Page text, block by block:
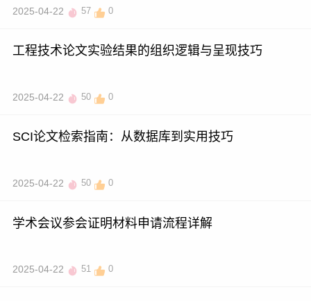
2025-04-22 57 0
工程技术论文实验结果的组织逻辑与呈现技巧
2025-04-22 50 0
SCI论文检索指南：从数据库到实用技巧
2025-04-22 50 0
学术会议参会证明材料申请流程详解
2025-04-22 51 0